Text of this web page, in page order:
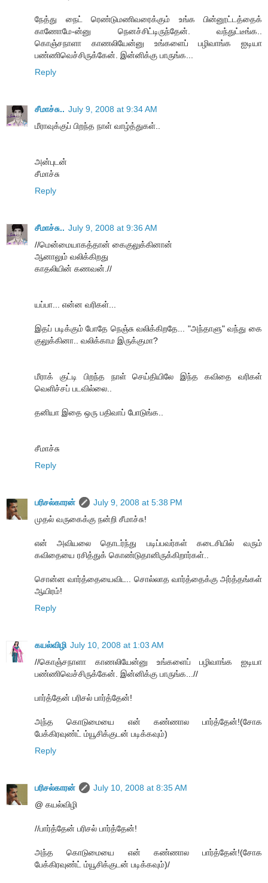
நேத்து நைட் ரெண்டுமணிவரைக்கும் உங்க பின்னூட்டத்தைக்
காணோமே-ன்னு நெனச்சிட்டிருந்தேன். வந்துட்டீங்க..
கொஞ்சநாளா காணலியேன்னு உங்களைப் பழிவாங்க ஐடியா
பண்ணிவெச்சிருக்கேன். இன்னிக்கு பாருங்க...
Reply
சீமாச்சு.. July 9, 2008 at 9:34 AM
மீராவுக்குப் பிறந்த நாள் வாழ்த்துகள்..
அன்புடன்
சீமாச்சு
Reply
சீமாச்சு.. July 9, 2008 at 9:36 AM
//மென்மையாகத்தான் கைகுலுக்கினான்
ஆனாலும் வலிக்கிறது
காதலியின் கணவன்.//
யப்பா... என்ன வரிகள்...
இதப் படிக்கும் போதே நெஞ்சு வலிக்கிறதே... "அந்தாளு" வந்து கை
குலுக்கினா.. வலிக்காம இருக்குமா?
மீராக் குட்டி பிறந்த நாள் செய்தியிலே இந்த கவிதை வரிகள்
வெளிச்சப் படவில்லை..
தனியா இதை ஒரு பதிவாப் போடுங்க..
சீமாச்சு
Reply
பரிசல்காரன்
July 9, 2008 at 5:38 PM
முதல் வருகைக்கு நன்றி சீமாச்சு!
என் அவியலை தொடர்ந்து படிப்பவர்கள் கடைசியில் வரும்
கவிதையை ரசித்துக் கொண்டுதானிருக்கிறார்கள்..
சொன்ன வார்த்தையைவிட.. சொல்லாத வார்த்தைக்கு அர்த்தங்கள்
ஆயிரம்!
Reply
கயல்விழி July 10, 2008 at 1:03 AM
//கொஞ்சநாளா காணலியேன்னு உங்களைப் பழிவாங்க ஐடியா
பண்ணிவெச்சிருக்கேன். இன்னிக்கு பாருங்க...//
பார்த்தேன் பரிசல் பார்த்தேன்!
அந்த கொடுமையை என் கண்ணால பார்த்தேன்!(சோக
பேக்கிரவுண்ட் ம்யூசிக்குடன் படிக்கவும்)
Reply
பரிசல்காரன்
July 10, 2008 at 8:35 AM
@ கயல்விழி
//பார்த்தேன் பரிசல் பார்த்தேன்!
அந்த கொடுமையை என் கண்ணால பார்த்தேன்!(சோக
பேக்கிரவுண்ட் ம்யூசிக்குடன் படிக்கவும்)/